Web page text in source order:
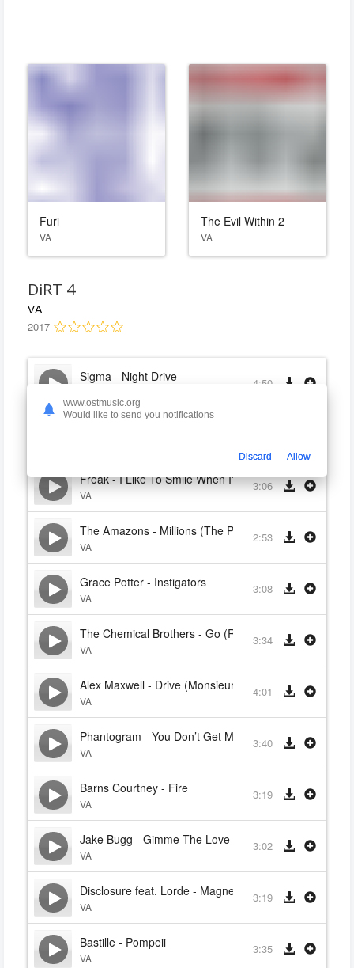
Furi
VA
The Evil Within 2
VA
DiRT 4
VA
2017
Sigma - Night Drive 4:50
Freak - I Like To Smile When I'm Sad
VA
3:06
The Amazons - Millions (The Party)
VA
2:53
Grace Potter - Instigators
VA
3:08
The Chemical Brothers - Go (Radio Edit)
VA
3:34
Alex Maxwell - Drive (Monsieur Adi Remix)
VA
4:01
Phantogram - You Don’t Get Me High Anymore
VA
3:40
Barns Courtney - Fire
VA
3:19
Jake Bugg - Gimme The Love
VA
3:02
Disclosure feat. Lorde - Magnets
VA
3:19
Bastille - Pompeii
VA
3:35
www.ostmusic.org
Would like to send you notifications
Discard Allow